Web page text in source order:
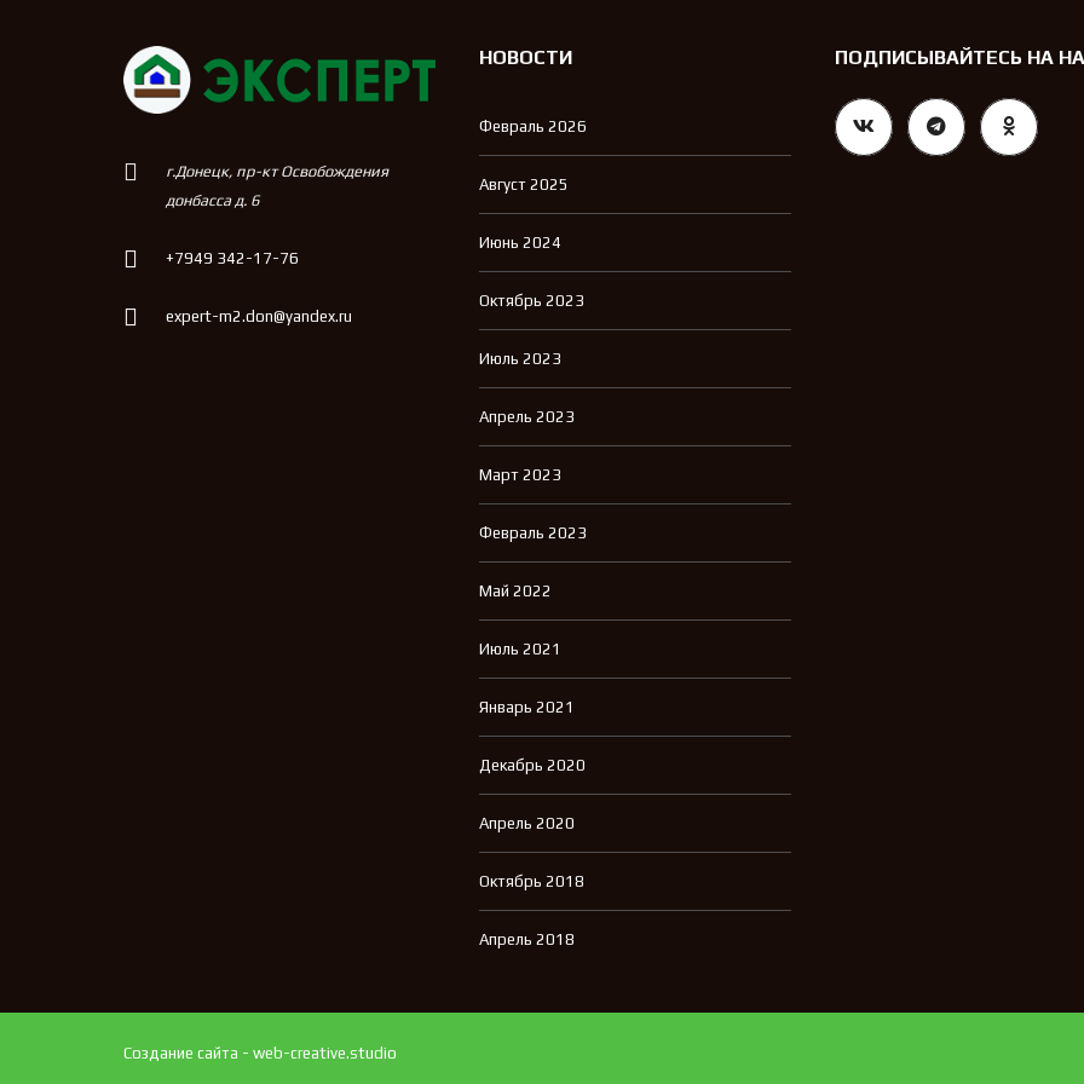
г.Донецк, пр-кт Освобождения
донбасса д. 6
+7949 342-17-76
expert-m2.don@yandex.ru
НОВОСТИ
Февраль 2026
Август 2025
Июнь 2024
Октябрь 2023
Июль 2023
Апрель 2023
Март 2023
Февраль 2023
Май 2022
Июль 2021
Январь 2021
Декабрь 2020
Апрель 2020
Октябрь 2018
Апрель 2018
ПОДПИСЫВАЙТЕСЬ НА
Создание сайта - web-creative.studio